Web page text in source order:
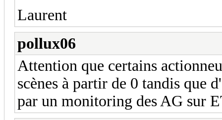
Laurent
pollux06
Attention que certains
scènes à partir de 0 tandis que
par un monitoring des AG sur